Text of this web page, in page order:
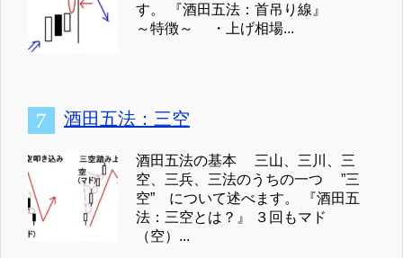
す。 『酒田五法：首吊り線』
～特徴～ ・上げ相場...
酒田五法：三空
酒田五法の基本 三山、三川、三
空、三兵、三法のうちの一つ ”三
空” について述べます。 『酒田五
法：三空とは？』 ３回もマド
（空）...